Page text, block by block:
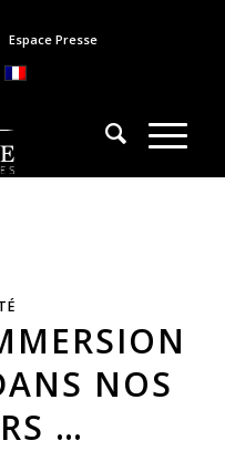
Espace Presse
NOS
…